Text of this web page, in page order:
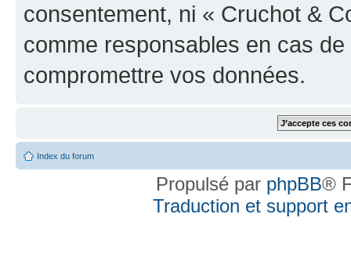
consentement, ni « Cruchot &
comme responsables en cas
compromettre vos données.
Index du forum
Propulsé par phpBB®
Traduction et support